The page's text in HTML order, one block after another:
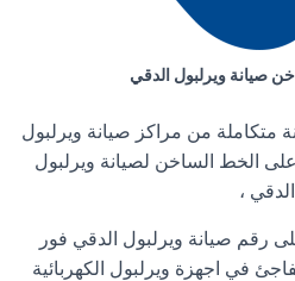
صيانة ويرلبول الدقي
من مراكز صيانة ويرلبول
الخط الساخن لصيانة ويرلبول
الدقي ،
رقم صيانة ويرلبول الدقي فور
في اجهزة ويرلبول الكهربائية